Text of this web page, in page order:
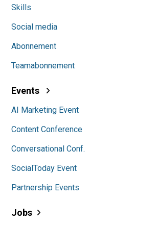
Skills
Social media
Abonnement
Teamabonnement
Events
AI Marketing Event
Content Conference
Conversational Conf.
SocialToday Event
Partnership Events
Jobs